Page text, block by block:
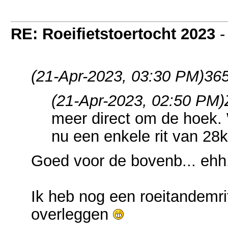
RE: Roeifietstoertocht 2023
(21-Apr-2023, 03:30 PM)
(21-Apr-2023, 02:50 PM)
meer direct om de
nu een enkele rit van
Goed voor de bovenb...
Ik heb nog een
overleggen